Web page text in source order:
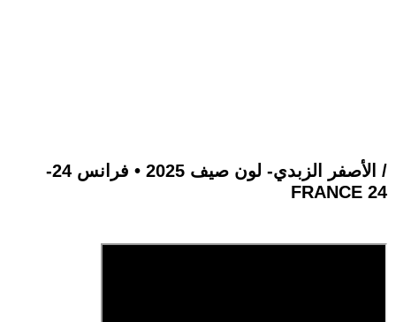
-الأصفر الزبدي- لون صيف 2025 • فرانس 24 /
FRANCE 24